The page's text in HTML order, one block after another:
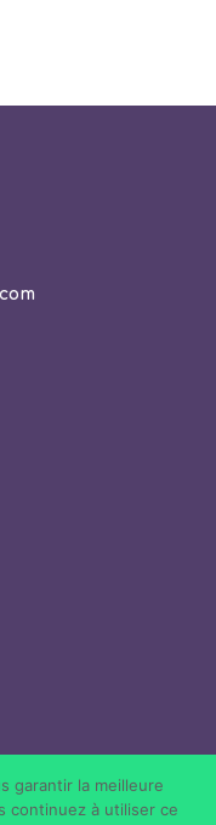
S’ouvre
garantir la meilleure
continuez à utiliser ce